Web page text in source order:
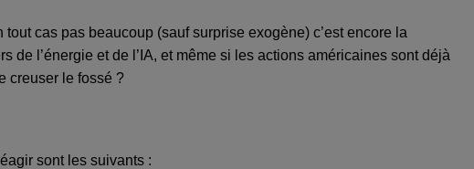
cas pas beaucoup (sauf surprise exogène) c’est encore la
de l’énergie et de l’IA, et même si les actions américaines sont déjà
creuser le fossé ?
sont les suivants :